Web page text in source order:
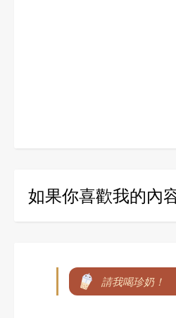
如果你喜歡我的內
請我喝珍奶！